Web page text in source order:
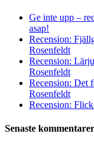
Ge inte upp –
asap!
Recension:
Rosenfeldt
Recension:
Rosenfeldt
Recension: Det
Rosenfeldt
Recension:
Senaste kommentarer